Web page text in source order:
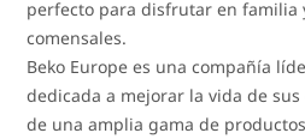
perfecto para disfrutar en familia
comensales.
Beko Europe es una compañía
dedicada a mejorar la vida de
de una amplia gama de